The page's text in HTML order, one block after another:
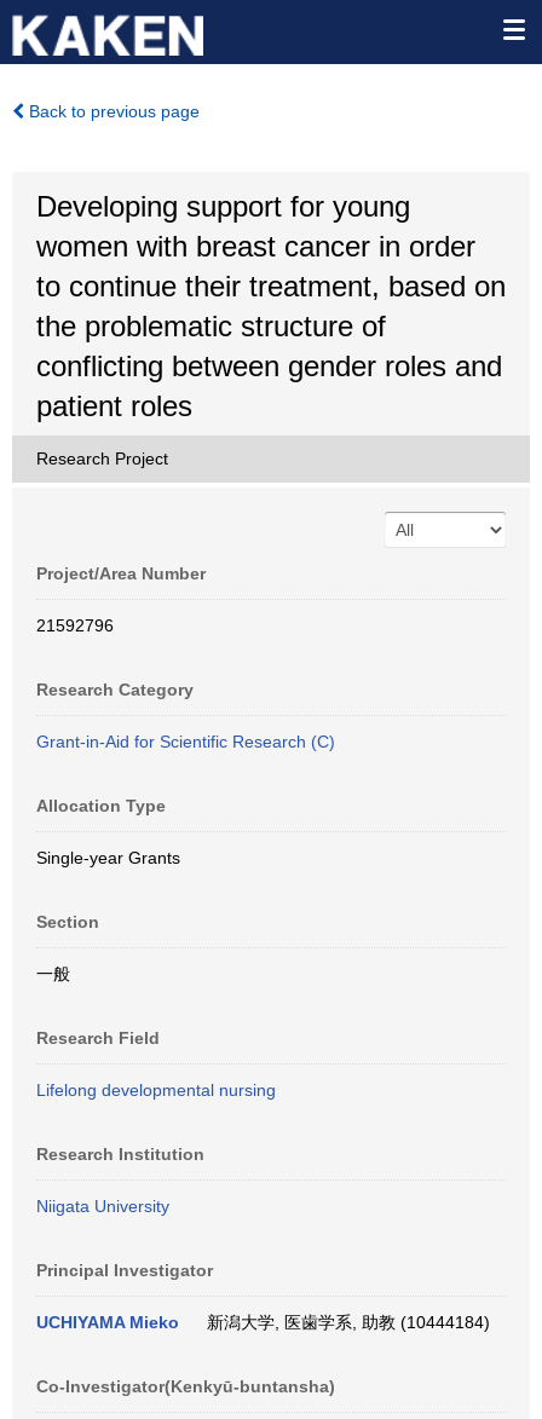
Back to previous page
Developing support for young
women with breast cancer in order
to continue their treatment, based on
the problematic structure of
conflicting between gender roles and
patient roles
Research Project
Project/Area Number
21592796
Research Category
Grant-in-Aid for Scientific Research (C)
Allocation Type
Single-year Grants
Section
一般
Research Field
Lifelong developmental nursing
Research Institution
Niigata University
Principal Investigator
UCHIYAMA Mieko 新潟大学, 医歯学系, 助教 (10444184)
Co-Investigator(Kenkyū-buntansha)